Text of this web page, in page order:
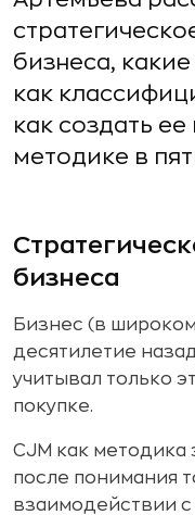
бизнеса,
как
как создать
методике в
бизнеса
Бизнес (в
десятилетие
учитывал только
покупке.
CJM как методика
после понимания
взаимодействии